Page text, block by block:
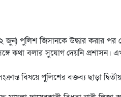
পুলিশ জিসানকে উদ্ধার করার পর
কথা বলার সুযোগ দেয়নি প্রশাসন।
বিষয়ে পুলিশের বক্তব্য ছাড়া